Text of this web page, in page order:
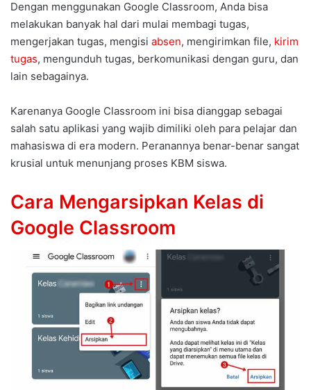
Dengan menggunakan Google Classroom, Anda bisa
melakukan banyak hal dari mulai membagi tugas,
mengerjakan tugas, mengisi absen, mengirimkan file, kirim
tugas, mengunduh tugas, berkomunikasi dengan guru, dan
lain sebagainya.
Karenanya Google Classroom ini bisa dianggap sebagai
salah satu aplikasi yang wajib dimiliki oleh para pelajar dan
mahasiswa di era modern. Peranannya benar-benar sangat
krusial untuk menunjang proses KBM siswa.
Cara Mengarsipkan Kelas di
Google Classroom